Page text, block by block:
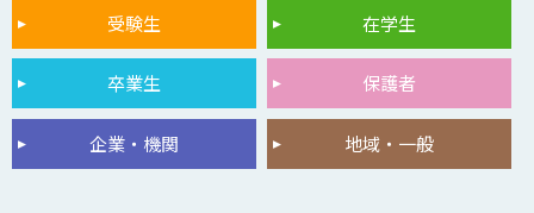
受験生 在学生
卒業生 保護者
企業・機関 地域・一般